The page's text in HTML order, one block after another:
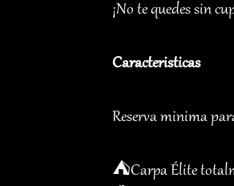
¡No te quedes sin
Caracteristicas
Reserva minima
⛺️Carpa Élite